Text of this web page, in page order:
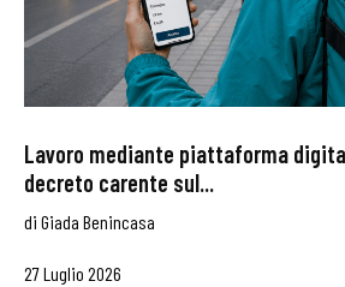
Lavoro mediante piattaforma
decreto carente sul...
di Giada Benincasa
27 Luglio 2026